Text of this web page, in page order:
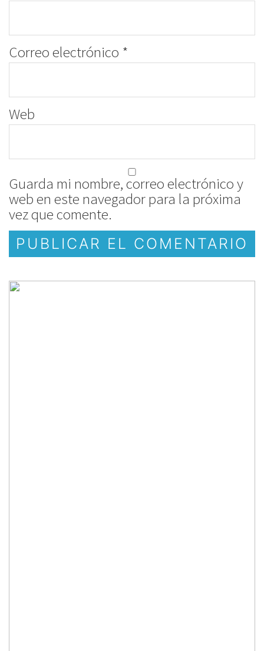
Correo electrónico *
Web
Guarda mi nombre, correo electrónico y
web en este navegador para la próxima
vez que comente.